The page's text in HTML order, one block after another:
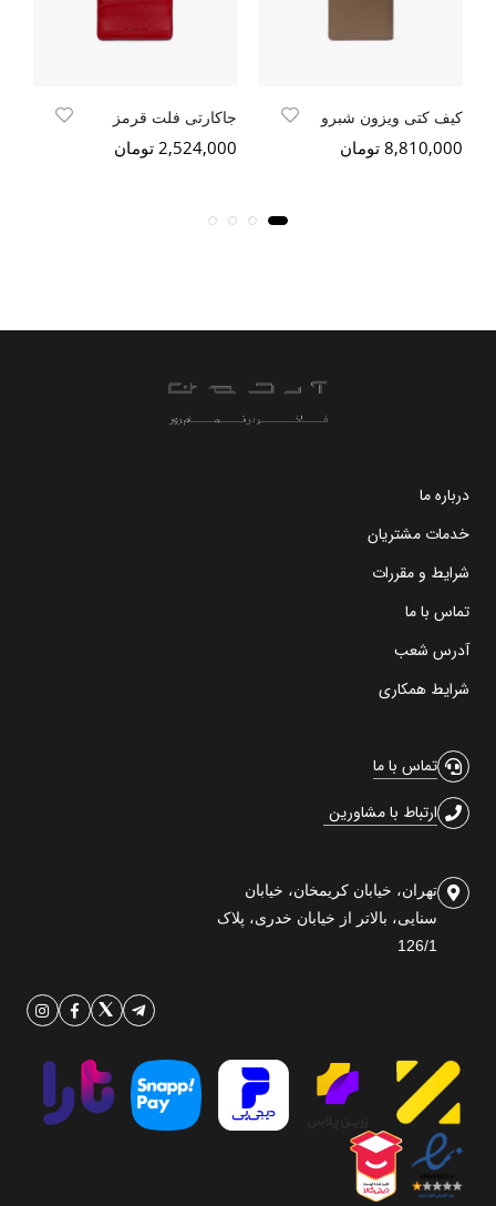
کیف کتی ویزون شبرو
8,810,000 تومان
جاکارتی فلت قرمز
2,524,000 تومان
درباره ما
خدمات مشتریان
شرایط و مقررات
تماس با ما
آدرس شعب
شرایط همکاری
تماس با ما
ارتباط با مشاورین
تهران، خیابان کریمخان، خیابان
سنایی، بالاتر از خیابان خدری، پلاک
126/1